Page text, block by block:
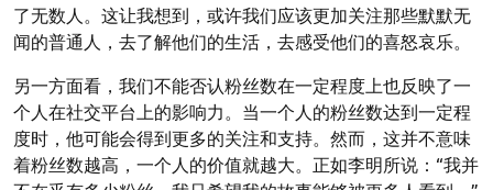
了无数人。这让我想到，或许我们应该更加关注那些默默无
闻的普通人，去了解他们的生活，去感受他们的喜怒哀乐。
另一方面看，我们不能否认粉丝数在一定程度上也反映了一
个人在社交平台上的影响力。当一个人的粉丝数达到一定程
度时，他可能会得到更多的关注和支持。然而，这并不意味
着粉丝数越高，一个人的价值就越大。正如李明所说：“我并